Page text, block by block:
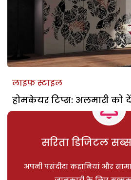
लाइफ स्टाइल
होमकेयर टिप्स: अलमारी को
सरिता डिजिटल
अपनी पसंदीदा कहानियां और